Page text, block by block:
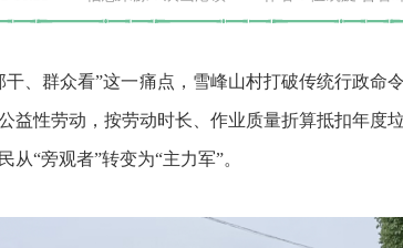
群众看”这一痛点，雪峰山村打破传统行政命
益性劳动，按劳动时长、作业质量折算抵扣年
“旁观者”转变为“主力军”。